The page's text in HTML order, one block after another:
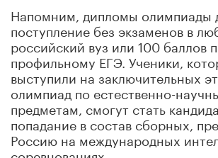
Напомним, дипломы олимпиады
поступление без экзаменов в
российский вуз или 100 баллов
профильному ЕГЭ. Ученики,
выступили на заключительных
олимпиад по естественно-
предметам, смогут стать
попадание в состав сборных,
Россию на международных